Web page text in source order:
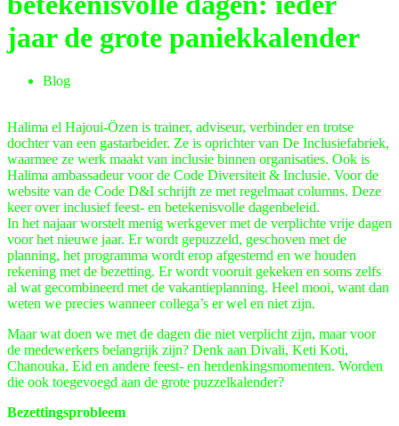
jaar de grote paniekkalender
Blog
Halima el Hajoui-Özen is trainer, adviseur, verbinder en trotse
dochter van een gastarbeider. Ze is oprichter van De Inclusiefabriek,
waarmee ze werk maakt van inclusie binnen organisaties. Ook is
Halima ambassadeur voor de Code Diversiteit & Inclusie. Voor de
website van de Code D&I schrijft ze met regelmaat columns. Deze
keer over inclusief feest- en betekenisvolle dagenbeleid.
In het najaar worstelt menig werkgever met de verplichte vrije dagen
voor het nieuwe jaar. Er wordt gepuzzeld, geschoven met de
planning, het programma wordt erop afgestemd en we houden
rekening met de bezetting. Er wordt vooruit gekeken en soms zelfs
al wat gecombineerd met de vakantieplanning. Heel mooi, want dan
weten we precies wanneer collega’s er wel en niet zijn.
Maar wat doen we met de dagen die niet verplicht zijn, maar voor
de medewerkers belangrijk zijn? Denk aan Divali, Keti Koti,
Chanouka, Eid en andere feest- en herdenkingsmomenten. Worden
die ook toegevoegd aan de grote puzzelkalender?
Bezettingsprobleem